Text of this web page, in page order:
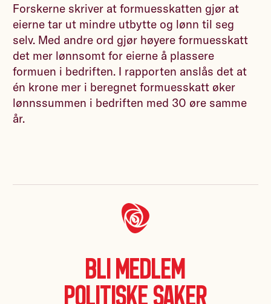
Forskerne skriver at formuesskatten gjør at
eierne tar ut mindre utbytte og lønn til seg
selv. Med andre ord gjør høyere formuesskatt
det mer lønnsomt for eierne å plassere
formuen i bedriften. I rapporten anslås det at
én krone mer i beregnet formuesskatt øker
lønnssummen i bedriften med 30 øre samme
år.
Bli medlem
Politiske saker